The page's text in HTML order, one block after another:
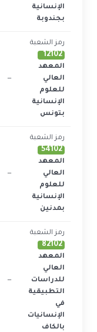
الإنسانية
بجندوبة
رمز الشعبة
12102
المعهد
العالي
للعلوم
الإنسانية
بتونس
—
رمز الشعبة
54102
المعهد
العالي
للعلوم
الإنسانية
بمدنين
—
رمز الشعبة
82102
المعهد
العالي
للدراسات
التطبيقية
في
الإنسانيات
بالكاف
—